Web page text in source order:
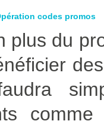
codes promos
plus du